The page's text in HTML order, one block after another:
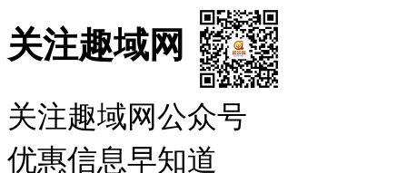
关注趣域网
关注趣域网公众号
优惠信息早知道